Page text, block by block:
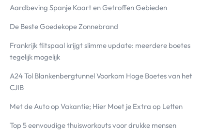
Aardbeving Spanje Kaart en Getroffen Gebieden
De Beste Goedekope Zonnebrand
Frankrijk flitspaal krijgt slimme update: meerdere boetes
tegelijk mogelijk
A24 Tol Blankenbergtunnel Voorkom Hoge Boetes van het
CJIB
Met de Auto op Vakantie; Hier Moet je Extra op Letten
Top 5 eenvoudige thuisworkouts voor drukke mensen